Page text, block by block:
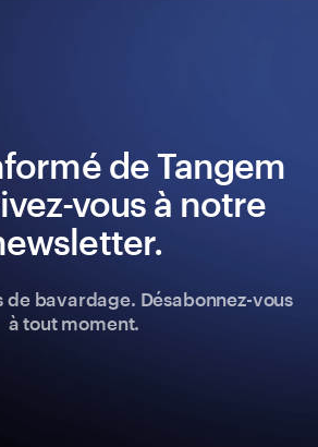
de Tangem
vous à notre
de bavardage. Désabonnez-vous
à tout moment.